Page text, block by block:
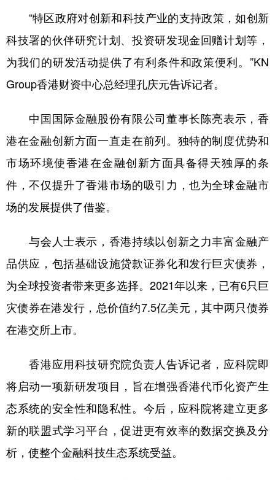
“特区政府对创新和科技产业的支持政策，如创新
科技署的伙伴研究计划、投资研发现金回赠计划等，
为我们的研发活动提供了有利条件和政策便利。”KN
Group香港财资中心总经理孔庆元告诉记者。
中国国际金融股份有限公司董事长陈亮表示，香
港在金融创新方面一直走在前列。独特的制度优势和
市场环境使香港在金融创新方面具备得天独厚的条
件，不仅提升了香港市场的吸引力，也为全球金融市
场的发展提供了借鉴。
与会人士表示，香港持续以创新之力丰富金融产
品供应，包括基础设施贷款证券化和发行巨灾债券，
为全球投资者带来更多选择。2021年以来，已有6只巨
灾债券在港发行，总价值约7.5亿美元，其中两只债券
在港交所上市。
香港应用科技研究院负责人告诉记者，应科院即
将启动一项新研发项目，旨在增强香港代币化资产生
态系统的安全性和隐私性。今后，应科院将建立更多
新的联盟式学习平台，促进更有效率的数据交换及分
析，使整个金融科技生态系统受益。